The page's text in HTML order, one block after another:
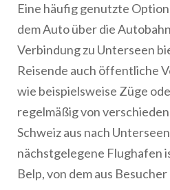
Eine häufig genutzte
dem Auto über die
Verbindung zu Unterseen
Reisende auch öffentliche
wie beispielsweise Züge
regelmäßig von
Schweiz aus nach
nächstgelegene Flughafen
Belp, von dem aus